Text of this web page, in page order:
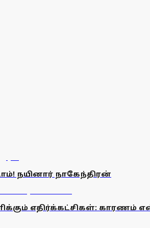
நயினார் நாகேந்திரன்
எதிர்க்கட்சிகள்: காரணம்